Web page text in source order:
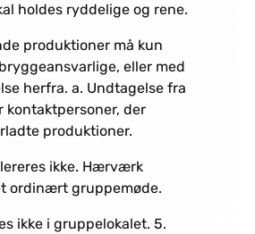
holdes ryddelige og rene.
produktioner må kun
eller med
herfra. a. Undtagelse fra
kontaktpersoner, der
produktioner.
ikke. Hærværk
ordinært gruppemøde.
ikke i gruppelokalet. 5.